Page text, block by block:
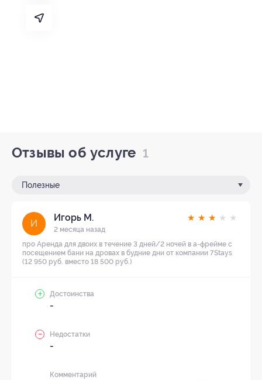
Отзывы об услуге 1
Полезные
И
Игорь М.
2 месяца назад
★ ★ ★ ★ ★
про Аренда для двоих в течение 3 дней/2 ночей в а-фрейме с
посещением бани на дровах в будние дни от компании 7Stays
(12 950 руб. вместо 18 500 руб.)
Достоинства
-
Недостатки
-
Комментарий